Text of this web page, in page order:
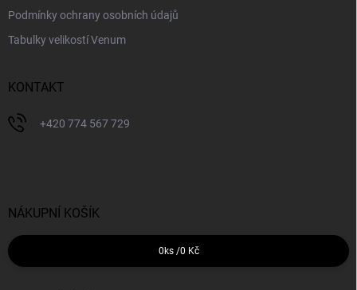
Podmínky ochrany osobních údajů
Tabulky velikostí Venum
KONTAKT
+420 774 567 729
NÁKUPNÍ KOŠÍK
0 ks /0 Kč